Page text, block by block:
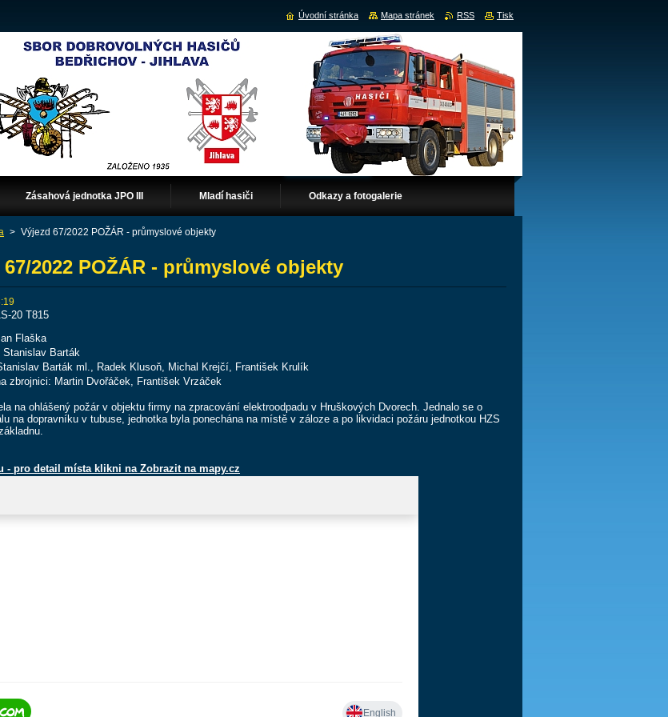
Zásahová jednotka JPO III Mladí hasiči Odkazy a fotogalerie
> Výjezd 67/2022 POŽÁR - průmyslové objekty
2022 POŽÁR - průmyslové objekty
20 T815
Flaška
Barták
Barták ml., Radek Klusoň, Michal Krejčí, František Krulík
zbrojnici: Martin Dvořáček, František Vrzáček
na ohlášený požár v objektu firmy na zpracování elektroodpadu v Hruškových Dvorech. Jednalo se o
na dopravníku v tubuse, jednotka byla ponechána na místě v záloze a po likvidaci požáru jednotkou HZS
- pro detail místa klikni na Zobrazit na mapy.cz
Úvodní stránka Mapa stránek RSS Tisk